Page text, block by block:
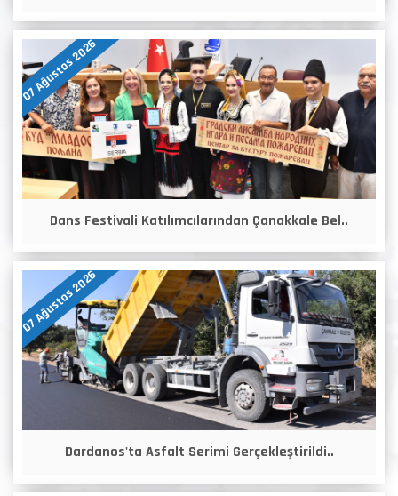
07 Ağustos 2026
Dans Festivali Katılımcılarından Çanakkale Bel..
07 Ağustos 2026
Dardanos'ta Asfalt Serimi Gerçekleştirildi..